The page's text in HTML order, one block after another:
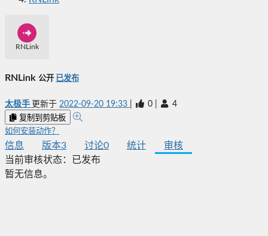
RNLink
RNLink 公开 已发布
太极手 更新于 2022-09-20 19:33 0 4
复制到剪贴板
如何安装动作？
信息 版本3 讨论0 统计
审核
当前审核状态：
已发布
暂无信息。